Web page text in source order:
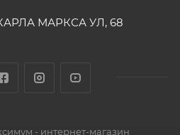
МАРКСА УЛ, 68
- интернет-магазин